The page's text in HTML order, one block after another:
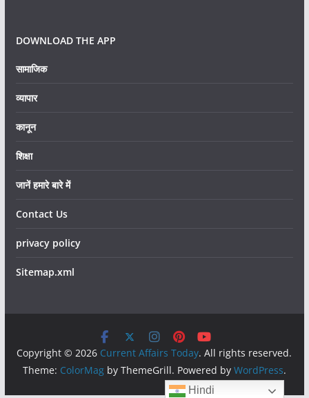
DOWNLOAD THE APP
सामाजिक
व्यापार
कानून
शिक्षा
जानें हमारे बारे में
Contact Us
privacy policy
Sitemap.xml
Copyright © 2026 Current Affairs Today. All rights reserved.
Theme: ColorMagby ThemeGrill. Powered by WordPress.
Hindi